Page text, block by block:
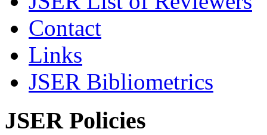
Contact
Links
JSER Bibliometrics
JSER Policies